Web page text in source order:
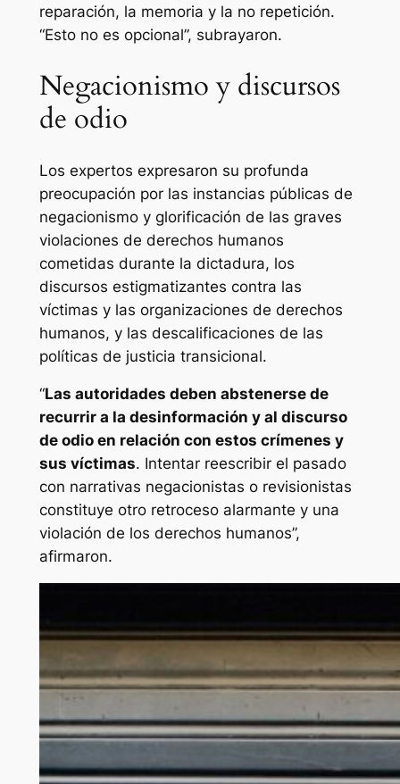
reparación, la memoria y la no repetición.
“Esto no es opcional”, subrayaron.
Negacionismo y discursos
de odio
Los expertos expresaron su profunda
preocupación por las instancias públicas de
negacionismo y glorificación de las graves
violaciones de derechos humanos
cometidas durante la dictadura, los
discursos estigmatizantes contra las
víctimas y las organizaciones de derechos
humanos, y las descalificaciones de las
políticas de justicia transicional.
“Las autoridades deben abstenerse de
recurrir a la desinformación y al discurso
de odio en relación con estos crímenes y
sus víctimas. Intentar reescribir el pasado
con narrativas negacionistas o revisionistas
constituye otro retroceso alarmante y una
violación de los derechos humanos”,
afirmaron.